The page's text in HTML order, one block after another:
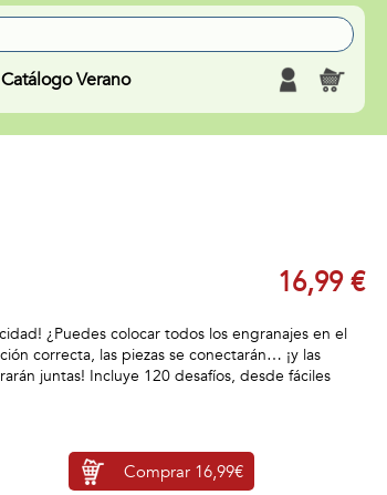
Catálogo Verano
16,99 €
¿Puedes colocar todos los engranajes en el
correcta, las piezas se conectarán… ¡y las
juntas! Incluye 120 desafíos, desde fáciles
Comprar 16,99€